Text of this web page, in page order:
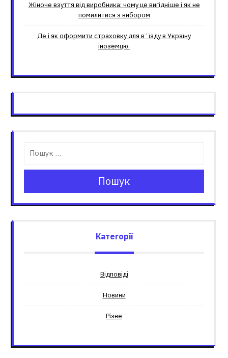
Жіноче взуття від виробника: чому це вигідніше і як не
помилитися з вибором
Де і як оформити страховку для вʼїзду в Україну
іноземцю.
Пошук
Категорії
Відповіді
Новини
Різне